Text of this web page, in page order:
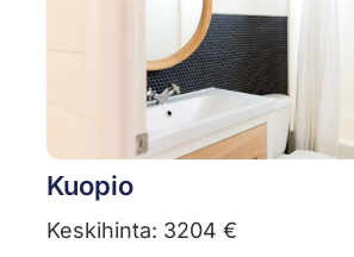
Kuopio
Keskihinta: 3204 €